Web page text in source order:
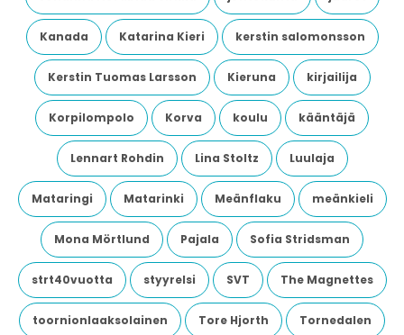
Kanada Katarina Kieri kerstin salomonsson
Kerstin Tuomas Larsson Kieruna kirjailija
Korpilompolo Korva koulu kääntäjä
Lennart Rohdin Lina Stoltz Luulaja
Mataringi Matarinki Meänflaku meänkieli
Mona Mörtlund Pajala Sofia Stridsman
strt40vuotta styyrelsi SVT The Magnettes
toornionlaaksolainen Tore Hjorth Tornedalen